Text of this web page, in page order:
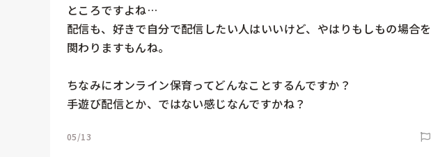
ところですよね…
配信も、好きで自分で配信したい人はいいけど、やはりもしもの場合
関わりますもんね。
ちなみにオンライン保育ってどんなことするんですか？
手遊び配信とか、ではない感じなんですかね？
05/13